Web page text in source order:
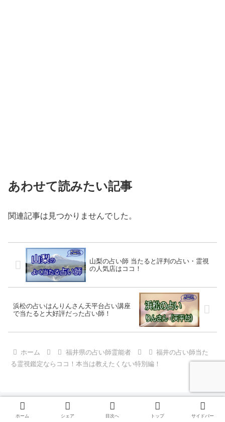
あわせて読みたい記事
関連記事は見つかりませんでした。
山梨の占い師 当たると評判の占い・霊視
の人気店はココ！
浜松の占いはんりんさん天平台占い講座
で当たると大好評だった占い師！
ホーム 福井県の占い師霊能者
福井の占い師当た
る霊視鑑定ならココ！本当は教えたくない特別編！
ホーム シェア 目次へ トップ サイドバー